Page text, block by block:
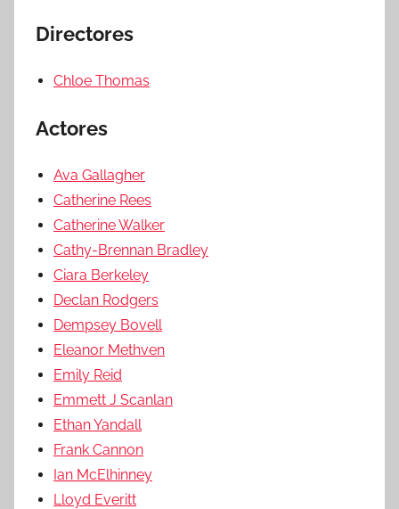
Directores
Chloe Thomas
Actores
Ava Gallagher
Catherine Rees
Catherine Walker
Cathy-Brennan Bradley
Ciara Berkeley
Declan Rodgers
Dempsey Bovell
Eleanor Methven
Emily Reid
Emmett J Scanlan
Ethan Yandall
Frank Cannon
Ian McElhinney
Lloyd Everitt